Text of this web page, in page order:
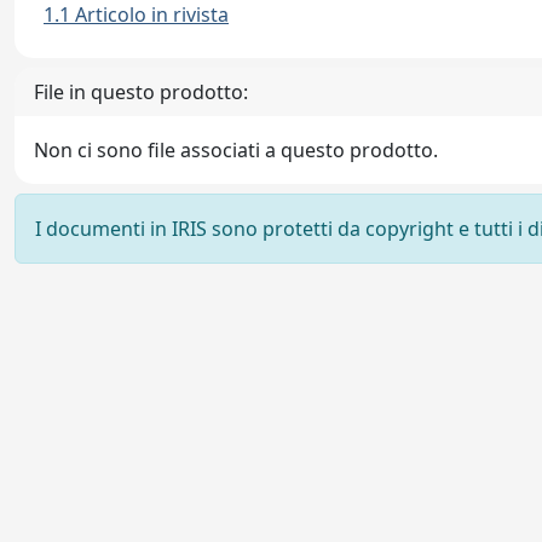
1.1 Articolo in rivista
File in questo prodotto:
Non ci sono file associati a questo prodotto.
I documenti in IRIS sono protetti da copyright e tutti i